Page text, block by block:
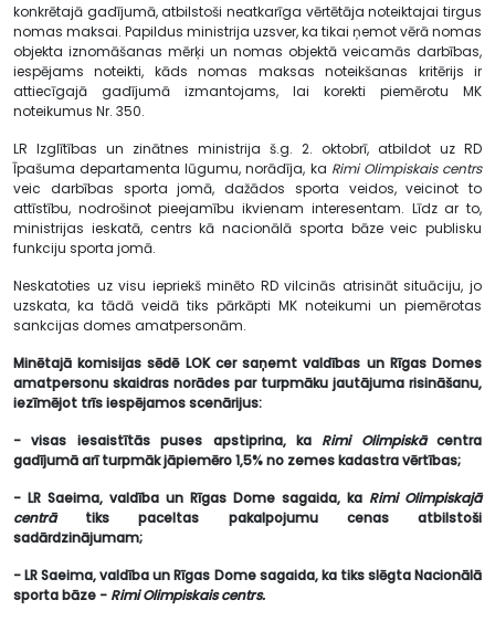
konkrētajā gadījumā, atbilstoši neatkarīga vērtētāja noteiktajai tirgus
nomas maksai. Papildus ministrija uzsver, ka tikai ņemot vērā nomas
objekta iznomāšanas mērķi un nomas objektā veicamās darbības,
iespējams noteikti, kāds nomas maksas noteikšanas kritērijs ir
attiecīgajā gadījumā izmantojams, lai korekti piemērotu MK
noteikumus Nr. 350.
LR Izglītības un zinātnes ministrija š.g. 2. oktobrī, atbildot uz RD
Īpašuma departamenta lūgumu, norādīja, ka Rimi Olimpiskais centrs
veic darbības sporta jomā, dažādos sporta veidos, veicinot to
attīstību, nodrošinot pieejamību ikvienam interesentam. Līdz ar to,
ministrijas ieskatā, centrs kā nacionālā sporta bāze veic publisku
funkciju sporta jomā.
Neskatoties uz visu iepriekš minēto RD vilcinās atrisināt situāciju, jo
uzskata, ka tādā veidā tiks pārkāpti MK noteikumi un piemērotas
sankcijas domes amatpersonām.
Minētajā komisijas sēdē LOK cer saņemt valdības un Rīgas Domes
amatpersonu skaidras norādes par turpmāku jautājuma risināšanu,
iezīmējot trīs iespējamos scenārijus:
- visas iesaistītās puses apstiprina, ka Rimi Olimpiskācentra
gadījumā arī turpmākjāpiemēro 1,5% no zemes kadastra vērtības;
- LR Saeima, valdība un Rīgas Dome sagaida, ka Rimi Olimpiskajā
centrā tikspaceltas pakalpojumu cenas atbilstoši
sadārdzinājumam;
- LR Saeima, valdība un Rīgas Dome sagaida, ka tiks slēgta Nacionālā
sporta bāze - Rimi Olimpiskais centrs.